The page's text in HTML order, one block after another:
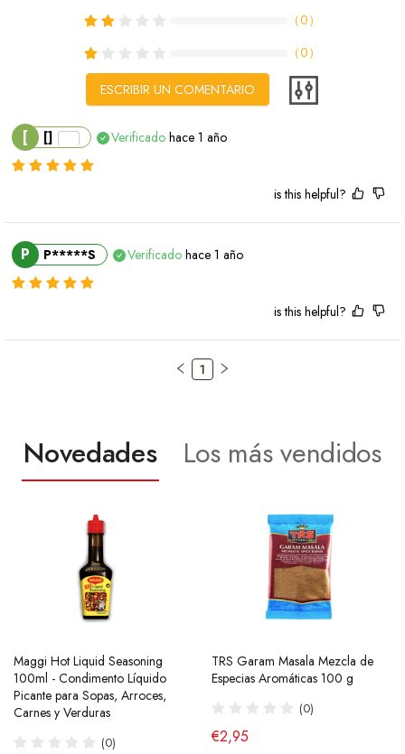
（0）
（0）
ESCRIBIR UN COMENTARIO
[ [] Verificado hace 1 año
is this helpful?
P P*****S Verificado hace 1 año
is this helpful?
1
Novedades Los más vendidos
Maggi Hot Liquid Seasoning
100ml - Condimento Líquido
Picante para Sopas, Arroces,
Carnes y Verduras
(0)
TRS Garam Masala Mezcla de
Especias Aromáticas 100 g
(0)
€2,95
Ramen Buldak Carbonara
Coreano (Halal) 130g SamYang
(40)
Salsa de Chili Crujiente 210g
Laoganma
(43)
€4,95